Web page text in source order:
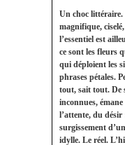
Un choc
magnifique,
l’essentiel est
ce sont les fleurs
qui déploient les
phrases pétales.
tout, sait tout. De
inconnues,
l’attente, du désir
surgissement
idylle. Le réel.